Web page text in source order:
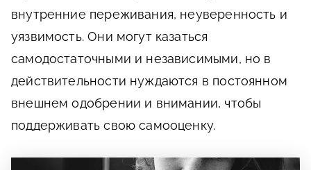
внутренние переживания, неуверенность и
уязвимость. Они могут казаться
самодостаточными и независимыми, но в
действительности нуждаются в постоянном
внешнем одобрении и внимании, чтобы
поддерживать свою самооценку.